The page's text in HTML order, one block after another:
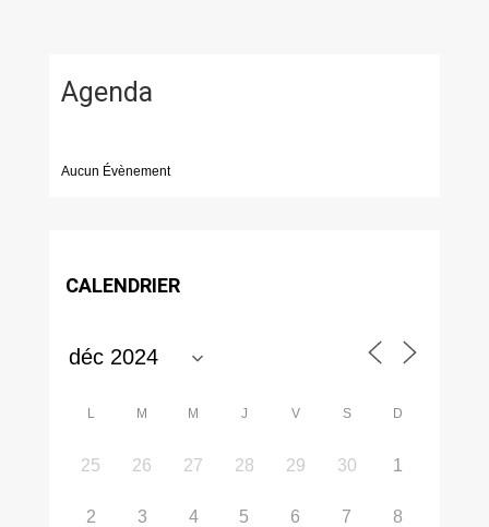
Agenda
Aucun Évènement
CALENDRIER
L M M J V S D
25 26 27 28 29 30 1
2 3 4 5 6 7 8